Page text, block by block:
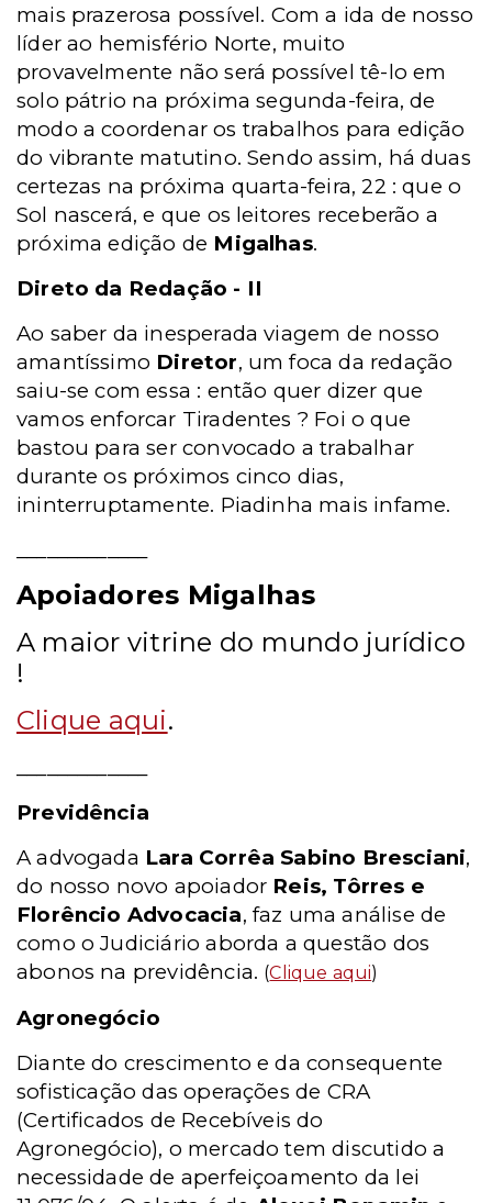
mais prazerosa possível. Com a ida de nosso
líder ao hemisfério Norte, muito
provavelmente não será possível tê-lo em
solo pátrio na próxima segunda-feira, de
modo a coordenar os trabalhos para edição
do vibrante matutino. Sendo assim, há duas
certezas na próxima quarta-feira, 22 : que o
Sol nascerá, e que os leitores receberão a
próxima edição de Migalhas.
Direto da Redação - II
Ao saber da inesperada viagem de nosso
amantíssimo Diretor, um foca da redação
saiu-se com essa : então quer dizer que
vamos enforcar Tiradentes ? Foi o que
bastou para ser convocado a trabalhar
durante os próximos cinco dias,
ininterruptamente. Piadinha mais infame.
Apoiadores Migalhas
A maior vitrine do mundo jurídico
!
Clique aqui.
Previdência
A advogada Lara Corrêa Sabino Bresciani,
do nosso novo apoiador Reis, Tôrres e
Florêncio Advocacia, faz uma análise de
como o Judiciário aborda a questão dos
abonos na previdência. (Clique aqui)
Agronegócio
Diante do crescimento e da consequente
sofisticação das operações de CRA
(Certificados de Recebíveis do
Agronegócio), o mercado tem discutido a
necessidade de aperfeiçoamento da lei